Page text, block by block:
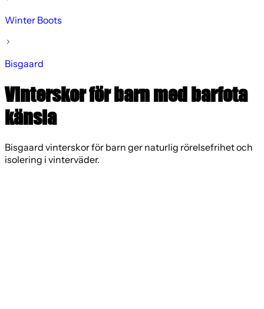
Winter Boots
Bisgaard
Vinterskor för barn med barfota
känsla
Bisgaard vinterskor för barn ger naturlig rörelsefrihet och
isolering i vinterväder.